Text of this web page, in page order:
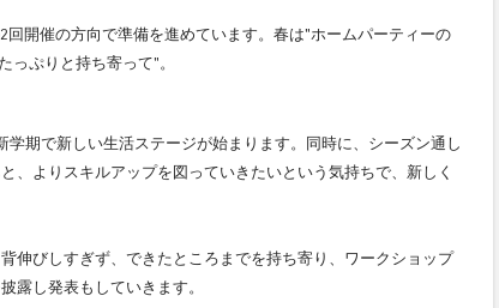
回開催の方向で準備を進めています。春は"ホームパーティーの
っぷりと持ち寄って"。
期で新しい生活ステージが始まります。同時に、シーズン通し
、よりスキルアップを図っていきたいという気持ちで、新しく
伸びしすぎず、できたところまでを持ち寄り、ワークショップ
露し発表もしていきます。